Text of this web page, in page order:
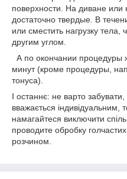
поверхности. На диване или
достаточно твердые. В
или сместить нагрузку
другим углом.
А по окончании процедуры
минут (кроме процедуры,
тонуса).
І останнє: не варто
вважається індивідуальним,
намагайтеся виключити
проводите обробку
розчином.